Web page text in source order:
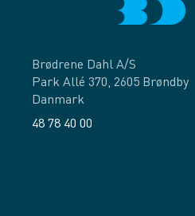
Brødrene Dahl A/S
Park Allé 370, 2605 Brøndby
Danmark
48 78 40 00